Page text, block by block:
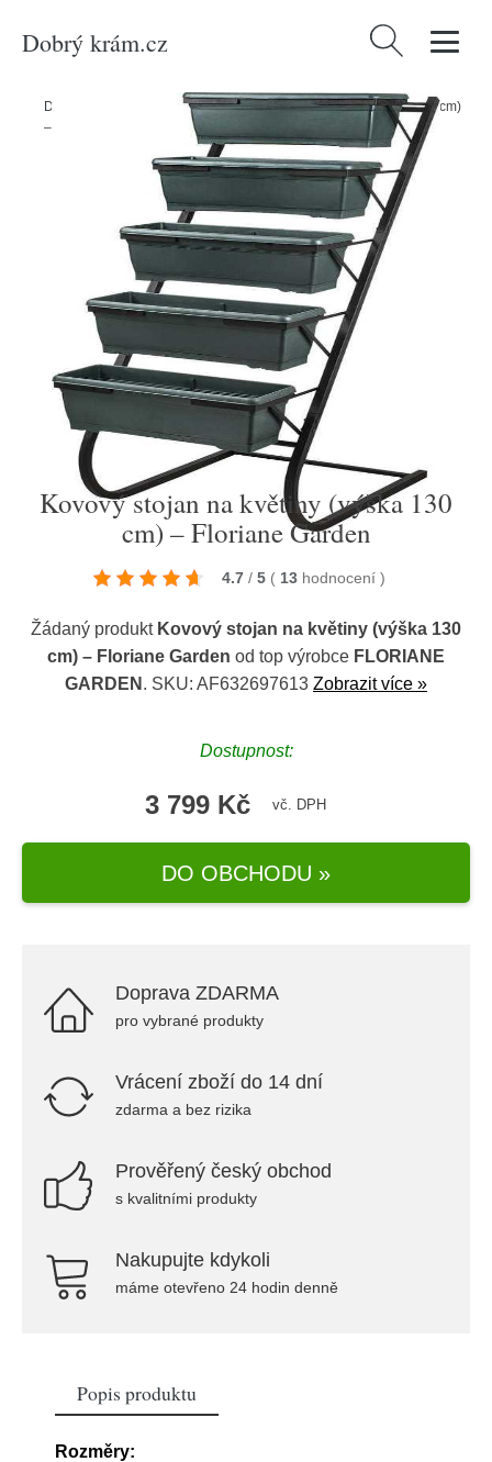
Dobrý krám.cz Vyhledávání
Domů Dekorace/Kovový stojan na květiny (výška 130 cm)
– Floriane Garden
Kovový stojan na květiny (výška 130
cm) – Floriane Garden
4.7 / 5 ( 13 hodnocení )
Žádaný produkt Kovový stojan na květiny (výška 130
cm) – Floriane Garden od top výrobce FLORIANE
GARDEN . SKU: AF632697613 Zobrazit více »
Dostupnost:
3 799 Kč vč. DPH
DO OBCHODU »
Doprava ZDARMA
pro vybrané produkty
Vrácení zboží do 14 dní
zdarma a bez rizika
Prověřený český obchod
s kvalitními produkty
Nakupujte kdykoli
máme otevřeno 24 hodin denně
Popis produktu
Rozměry: